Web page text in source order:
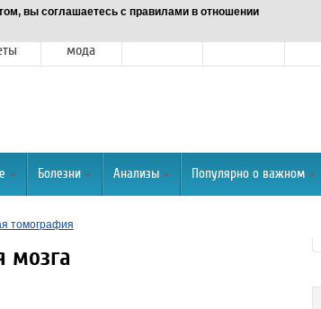
вы соглашаетесь с правилами в отношении
мода
Болезни Анализы Популярно о важном
томография
мозга